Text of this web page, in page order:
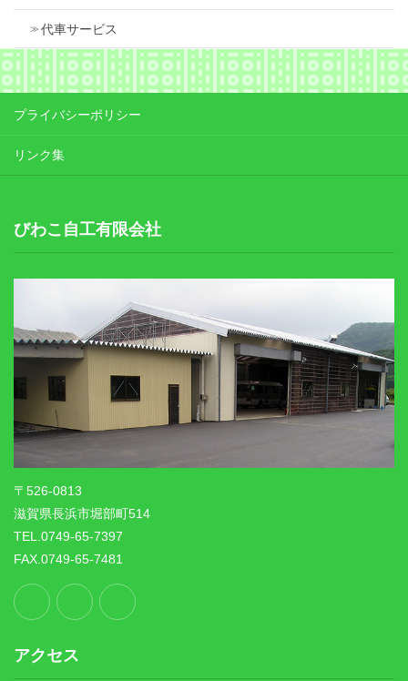
代車サービス
プライバシーポリシー
リンク集
びわこ自工有限会社
〒526-0813
滋賀県長浜市堀部町514
TEL.0749-65-7397
FAX.0749-65-7481
アクセス